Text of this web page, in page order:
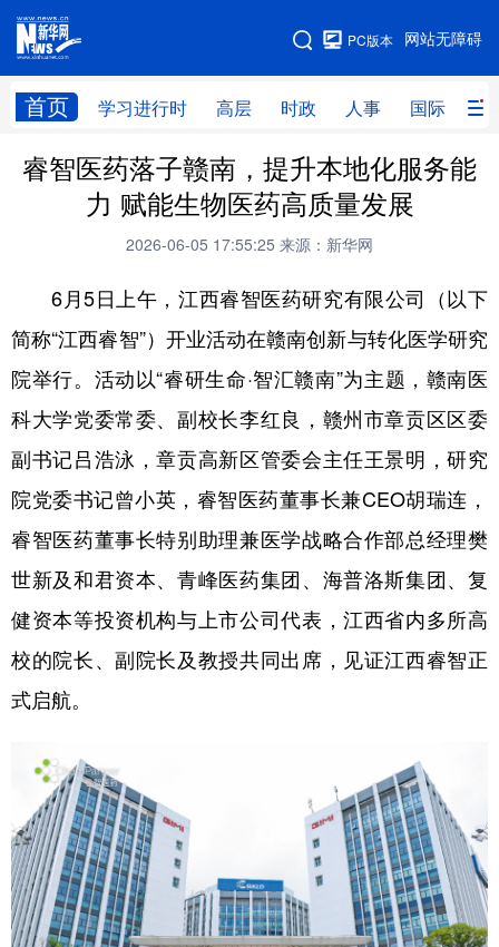
网站无障碍
PC版本
首页 学习进行时 高层 时政 人事 国际 财
网站地图
学习进行时 高层 时政 人事
国际 财经 网评 港澳
科技 科创 量子 体育
文化 书画 健康 军事
法律 中央文件 金融 汽车
食品 人居 信息化 数字经济
学术中国 乡村振兴 银龄 溯源中国
城市 旅游 能源 会展
彩票 娱乐 时尚 悦读
地方频道
北京 天津 河北 山西
辽宁 吉林 上海 江苏
睿智医药落子赣南，提升本地化服务能
力 赋能生物医药高质量发展
2026-06-05 17:55:25 来源：新华网
6月5日上午，江西睿智医药研究有限公司（以下
简称“江西睿智”）开业活动在赣南创新与转化医学研究
院举行。活动以“睿研生命·智汇赣南”为主题，赣南医
科大学党委常委、副校长李红良，赣州市章贡区区委
副书记吕浩泳，章贡高新区管委会主任王景明，研究
院党委书记曾小英，睿智医药董事长兼CEO胡瑞连，
睿智医药董事长特别助理兼医学战略合作部总经理樊
世新及和君资本、青峰医药集团、海普洛斯集团、复
健资本等投资机构与上市公司代表，江西省内多所高
校的院长、副院长及教授共同出席，见证江西睿智正
式启航。